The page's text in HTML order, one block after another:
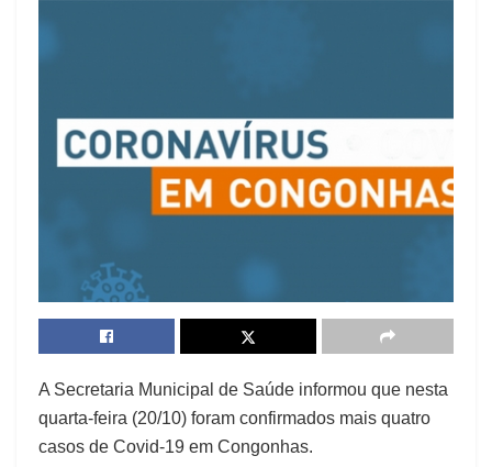
A Secretaria Municipal de Saúde informou que nesta
quarta-feira (20/10) foram confirmados mais quatro
casos de Covid-19 em Congonhas.